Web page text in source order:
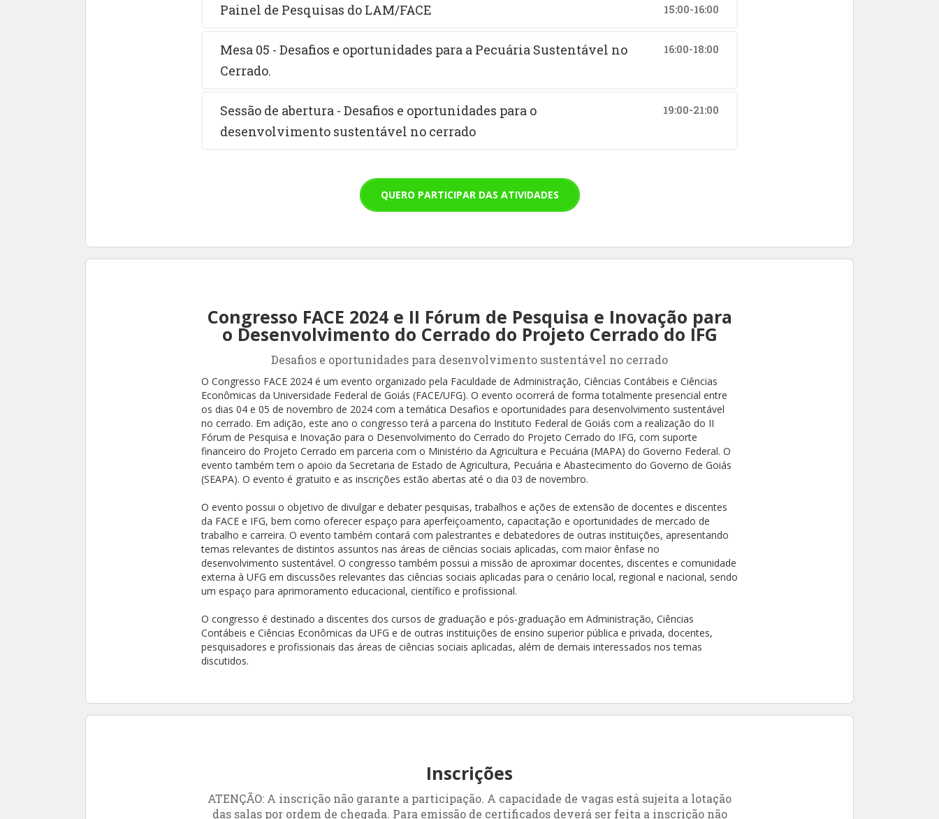
Painel de Pesquisas do LAM/FACE 15:00-16:00
Mesa 05 - Desafios e oportunidades para a Pecuária Sustentável no
Cerrado.
16:00-18:00
Sessão de abertura - Desafios e oportunidades para o
desenvolvimento sustentável no cerrado
19:00-21:00
QUERO PARTICIPAR DAS ATIVIDADES
Congresso FACE 2024 e II Fórum de Pesquisa e Inovação para
o Desenvolvimento do Cerrado do Projeto Cerrado do IFG
Desafios e oportunidades para desenvolvimento sustentável no cerrado
O Congresso FACE 2024 é um evento organizado pela Faculdade de Administração, Ciências Contábeis e Ciências
Econômicas da Universidade Federal de Goiás (FACE/UFG). O evento ocorrerá de forma totalmente presencial entre
os dias 04 e 05 de novembro de 2024 com a temática Desafios e oportunidades para desenvolvimento sustentável
no cerrado. Em adição, este ano o congresso terá a parceria do Instituto Federal de Goiás com a realização do II
Fórum de Pesquisa e Inovação para o Desenvolvimento do Cerrado do Projeto Cerrado do IFG, com suporte
financeiro do Projeto Cerrado em parceria com o Ministério da Agricultura e Pecuária (MAPA) do Governo Federal. O
evento também tem o apoio da Secretaria de Estado de Agricultura, Pecuária e Abastecimento do Governo de Goiás
(SEAPA). O evento é gratuito e as inscrições estão abertas até o dia 03 de novembro.
O evento possui o objetivo de divulgar e debater pesquisas, trabalhos e ações de extensão de docentes e discentes
da FACE e IFG, bem como oferecer espaço para aperfeiçoamento, capacitação e oportunidades de mercado de
trabalho e carreira. O evento também contará com palestrantes e debatedores de outras instituições, apresentando
temas relevantes de distintos assuntos nas áreas de ciências sociais aplicadas, com maior ênfase no
desenvolvimento sustentável. O congresso também possui a missão de aproximar docentes, discentes e comunidade
externa à UFG em discussões relevantes das ciências sociais aplicadas para o cenário local, regional e nacional, sendo
um espaço para aprimoramento educacional, científico e profissional.
O congresso é destinado a discentes dos cursos de graduação e pós-graduação em Administração, Ciências
Contábeis e Ciências Econômicas da UFG e de outras instituições de ensino superior pública e privada, docentes,
pesquisadores e profissionais das áreas de ciências sociais aplicadas, além de demais interessados nos temas
discutidos.
Inscrições
ATENÇÃO: A inscrição não garante a participação. A capacidade de vagas está sujeita a lotação
das salas por ordem de chegada. Para emissão de certificados deverá ser feita a inscrição não